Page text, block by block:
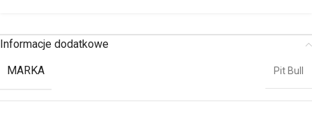
Informacje dodatkowe
MARKA
Pit Bull